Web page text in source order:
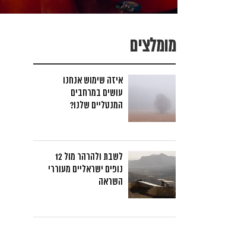
מומלצים
איזה שימוש אנחנו
עושים במרחבים
המנטליים שלנו?
לשבת ולהרהר מול 12
נופים ישראליים מעוררי
השראה